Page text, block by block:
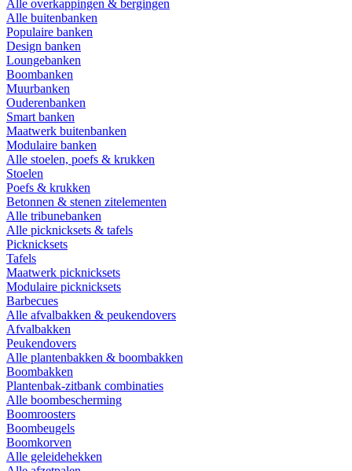
Alle overkappingen & bergingen
Alle buitenbanken
Populaire banken
Design banken
Loungebanken
Boombanken
Muurbanken
Ouderenbanken
Smart banken
Maatwerk buitenbanken
Modulaire banken
Alle stoelen, poefs & krukken
Stoelen
Poefs & krukken
Betonnen & stenen zitelementen
Alle tribunebanken
Alle picknicksets & tafels
Picknicksets
Tafels
Maatwerk picknicksets
Modulaire picknicksets
Barbecues
Alle afvalbakken & peukendovers
Afvalbakken
Peukendovers
Alle plantenbakken & boombakken
Boombakken
Plantenbak-zitbank combinaties
Alle boombescherming
Boomroosters
Boombeugels
Boomkorven
Alle geleidehekken